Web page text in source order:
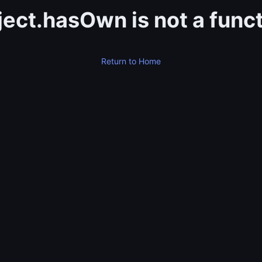
is not a
Return to Home